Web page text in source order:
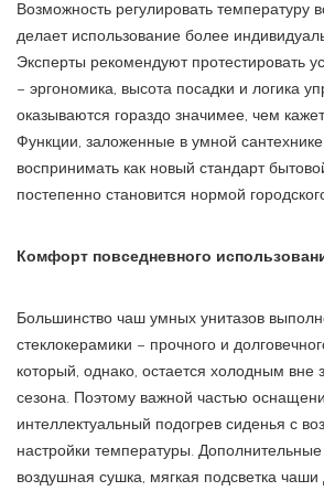
Возможность регулировать температуру
делает использование более
Эксперты рекомендуют протестировать
– эргономика, высота посадки и логика
оказываются гораздо значимее, чем
Функции, заложенные в умной
воспринимать как новый стандарт
постепенно становится нормой
Комфорт повседневного
Большинство чаш умных унитазов
стеклокерамики – прочного и
который, однако, остается холодным вне
сезона. Поэтому важной частью
интеллектуальный подогрев сиденья с
настройки температуры.
воздушная сушка, мягкая подсветка чаши